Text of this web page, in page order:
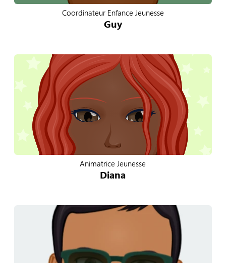
Guy
Coordinateur Enfance Jeunesse
Diana
Animatrice Jeunesse